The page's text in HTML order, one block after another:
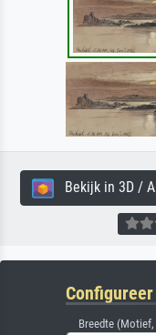
Bekijk in 3D /
Breedte